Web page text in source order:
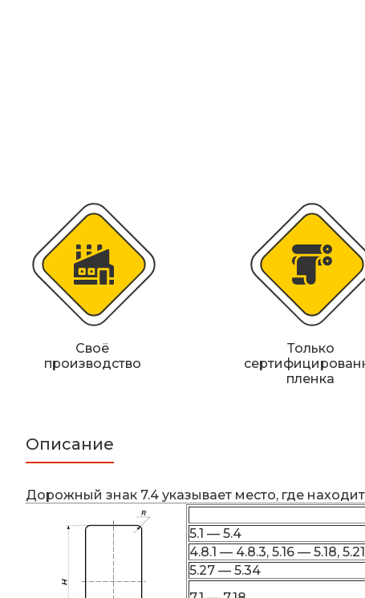
Знаки магистральных газопроводов
Железнодорожные путевые знаки
Своё
производство
Только
пленка
Описание
Дорожный знак 7.4 указывает место, где
5.1 — 5.4
4.8.1 — 4.8.3, 5.16 — 5.18,
5.27 — 5.34